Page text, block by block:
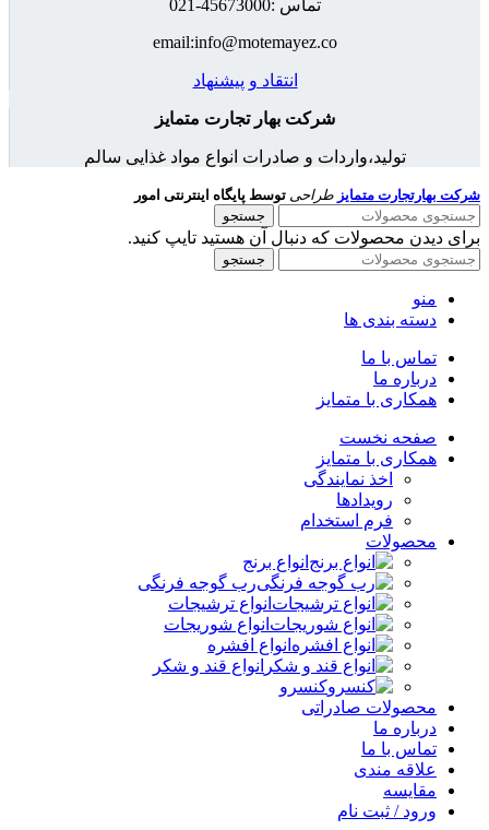
تماس :45673000-021
email:info@motemayez.co
انتقاد و پیشنهاد
شرکت بهار تجارت متمایز
تولید،واردات و صادرات انواع مواد غذایی سالم
شرکت بهارتجارت متمایز طراحی توسط پایگاه اینترنتی امور
جستجو
برای دیدن محصولات که دنبال آن هستید تایپ کنید.
جستجو
منو
دسته بندی ها
تماس با ما
درباره ما
همکاری با متمایز
صفحه نخست
همکاری با متمایز
اخذ نمایندگی
رویدادها
فرم استخدام
محصولات
انواع برنج
رب گوجه فرنگی
انواع ترشیجات
انواع شوریجات
انواع افشره
انواع قند و شکر
کنسرو
محصولات صادراتی
درباره ما
تماس با ما
علاقه مندی
مقایسه
ورود / ثبت نام